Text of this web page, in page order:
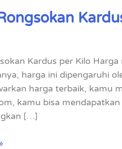
Kardus per Kilo
harga ini dipengaruhi
harga terbaik, kamu
kamu bisa
[…]